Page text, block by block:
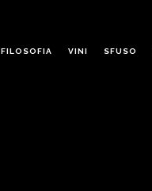
FILOSOFIA VINI SFUSO